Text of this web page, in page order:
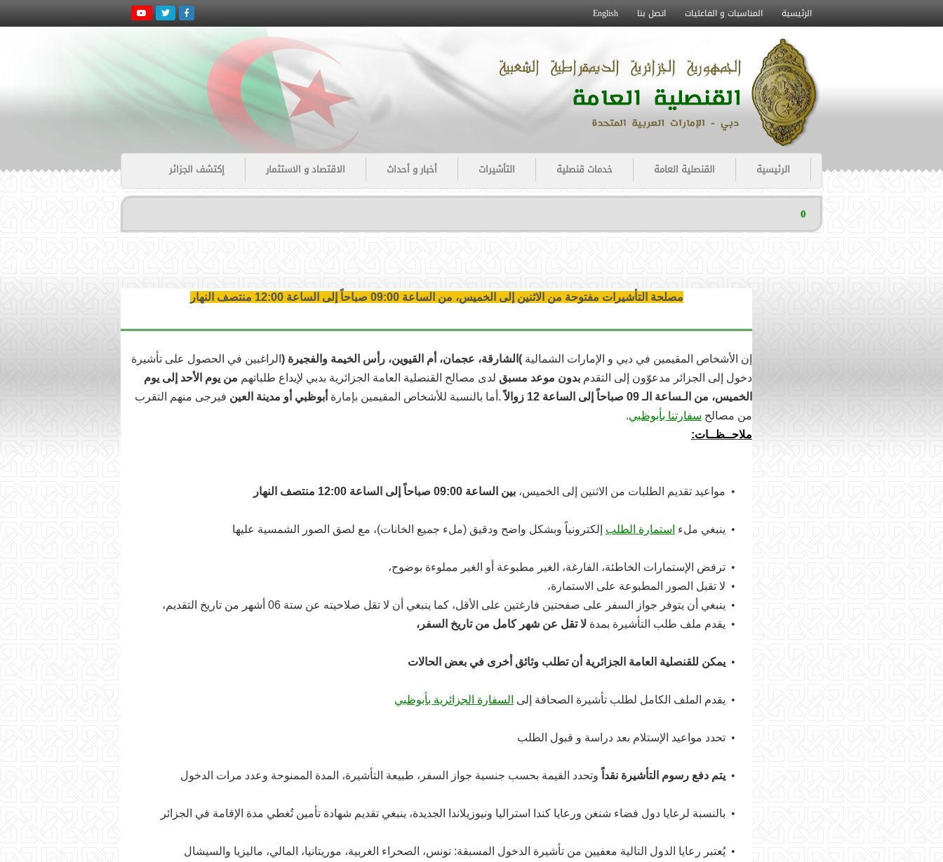
الرئيسية المناسبات و الفاعليات اتصل بنا English
الرئيسية القنصلية العامة خدمات قنصلية التأشيرات أخبار و أحداث الاقتصاد و الاستثمار إكتشف الجزائر
0
مصلحة التأشيرات مفتوحة من الاثنين إلى الخميس، من الساعة 09:00 صباحاً إلى الساعة 12:00 منتصف النهار
إن الأشخاص المقيمين في دبي و الإمارات الشمالية ( الشارقة، عجمان، أم القيوين، رأس الخيمة والفجيرة ) الراغبين في الحصول على تأشيرة
دخول إلى الجزائر مدعوّون إلى التقدم بدون موعد مسبق لدى مصالح القنصلية العامة الجزائرية بدبي لإيداع طلباتهم من يوم الأحد إلى يوم
الخميس، من الـساعة الـ 09 صباحاً إلى الساعة 12 زوالاً
. أما بالنسبة للأشخاص المقيمين بإمارة أبوظبي أو مدينة العين فيرجى منهم التقرب
من مصالح سفارتنا بأبوظبي.
ملاحــظــات:
• مواعيد تقديم الطلبات من الاثنين إلى الخميس، بين الساعة 09:00 صباحاً إلى الساعة 12:00 منتصف النهار
• ينبغي ملء استمارة الطلب إلكترونياً وبشكل واضح ودقيق (ملء جميع الخانات)، مع لصق الصور الشمسية عليها
• ترفض الإستمارات الخاطئة، الفارغة، الغير مطبوعة أو الغير مملوءة بوضوح،
• لا تقبل الصور المطبوعة على الاستمارة،
• ينبغي أن يتوفر جواز السفر على صفحتين فارغتين على الأقل، كما ينبغي أن لا تقل صلاحيته عن ستة 06 أشهر من تاريخ التقديم،
• يقدم ملف طلب التأشيرة بمدة لا تقل عن شهر كامل من تاريخ السفر،
• يمكن للقنصلية العامة الجزائرية أن تطلب وثائق أخرى في بعض الحالات
• يقدم الملف الكامل لطلب تأشيرة الصحافة إلى السفارة الجزائرية بأبوظبي
• تحدد مواعيد الإستلام بعد دراسة و قبول الطلب
• يتم دفع رسوم التأشيرة نقداً وتحدد القيمة بحسب جنسية جواز السفر، طبيعة التأشيرة، المدة الممنوحة وعدد مرات الدخول
• بالنسبة لرعايا دول فضاء شنغن ورعايا كندا استراليا ونيوزيلاندا الجديدة، ينبغي تقديم شهادة تأمين تُغطي مدة الإقامة في الجزائر
•يُعتبر رعايا الدول التالية معفيين من تأشيرة الدخول المسبقة: تونس، الصحراء الغربية، موريتانيا، المالي، ماليزيا والسيشال